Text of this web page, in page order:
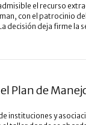
el recurso
con el patrocinio
decisión deja firme la
Plan de
instituciones y